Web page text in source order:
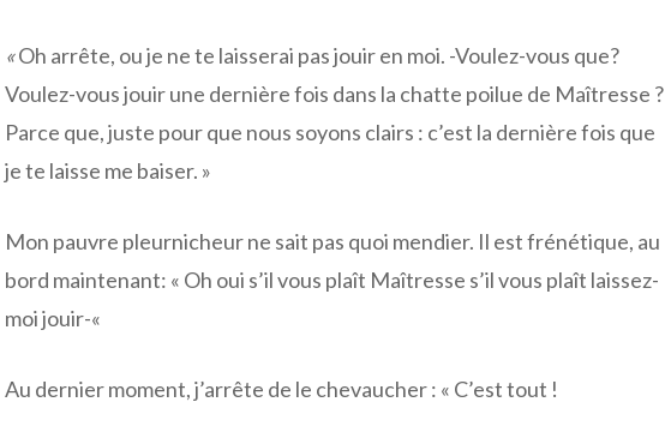
«Oh arrête, ou je ne te laisserai pas jouir en moi. -Voulez-vous que?
Voulez-vous jouir une dernière fois dans la chatte poilue de Maîtresse ?
Parce que, juste pour que nous soyons clairs : c’est la dernière fois que
je te laisse me baiser. »
Mon pauvre pleurnicheur ne sait pas quoi mendier. Il est frénétique, au
bord maintenant: « Oh oui s’il vous plaît Maîtresse s’il vous plaît laissez-
moi jouir-«
Au dernier moment, j’arrête de le chevaucher : « C’est tout !